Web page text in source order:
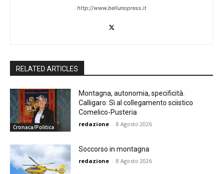
http://www.bellunopress.it
RELATED ARTICLES
Cronaca/Politica
Montagna, autonomia, specificità.
Calligaro: Sì al collegamento sciistico
Comelico-Pusteria
redazione - 8 Agosto 2026
Soccorso in montagna
redazione - 8 Agosto 2026